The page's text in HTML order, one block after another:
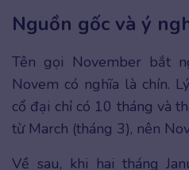
Nguồn gốc và ý
Tên gọi November bắt
Novem có nghĩa là chín.
cổ đại chỉ có 10 tháng và
từ March (tháng 3), nên
Về sau, khi hai tháng